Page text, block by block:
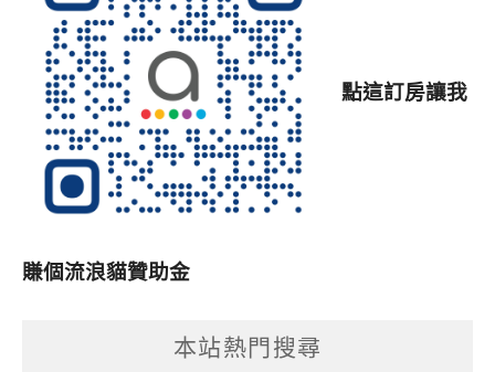
點這訂房讓我
賺個流浪貓贊助金
本站熱門搜尋